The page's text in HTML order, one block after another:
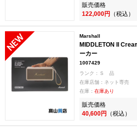
販売価格
122,000円 （税込）
Marshall
MIDDLETON II
ーカー
1007429
ランク：Ｓ 品
在庫店舗：ネット専売
在庫： 在庫あり
販売価格
40,600円 （税込）